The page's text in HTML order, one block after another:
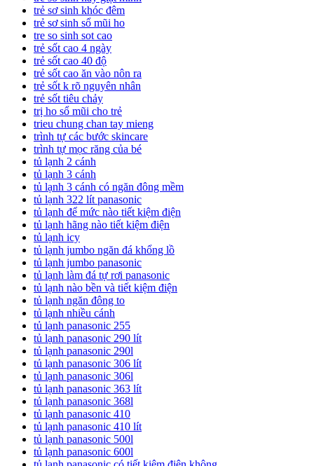
trẻ sơ sinh khóc đêm
trẻ sơ sinh sổ mũi ho
tre so sinh sot cao
trẻ sốt cao 4 ngày
trẻ sốt cao 40 độ
trẻ sốt cao ăn vào nôn ra
trẻ sốt k rõ nguyên nhân
trẻ sốt tiêu chảy
trị ho sổ mũi cho trẻ
trieu chung chan tay mieng
trình tự các bước skincare
trình tự mọc răng của bé
tủ lạnh 2 cánh
tủ lạnh 3 cánh
tủ lạnh 3 cánh có ngăn đông mềm
tủ lạnh 322 lít panasonic
tủ lạnh để mức nào tiết kiệm điện
tủ lạnh hãng nào tiết kiệm điện
tủ lạnh icy
tủ lạnh jumbo ngăn đá khổng lồ
tủ lạnh jumbo panasonic
tủ lạnh làm đá tự rơi panasonic
tủ lạnh nào bền và tiết kiệm điện
tủ lạnh ngăn đông to
tủ lạnh nhiều cánh
tủ lạnh panasonic 255
tủ lạnh panasonic 290 lít
tủ lạnh panasonic 290l
tủ lạnh panasonic 306 lít
tủ lạnh panasonic 306l
tủ lạnh panasonic 363 lít
tủ lạnh panasonic 368l
tủ lạnh panasonic 410
tủ lạnh panasonic 410 lít
tủ lạnh panasonic 500l
tủ lạnh panasonic 600l